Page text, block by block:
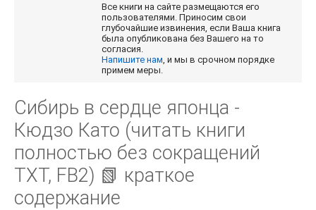
Все книги на сайте размещаются его
пользователями. Приносим свои
глубочайшие извинения, если Ваша книга
была опубликована без Вашего на то
согласия.
Напишите нам , и мы в срочном порядке
примем меры.
Сибирь в сердце японца -
Кюдзо Като (читать книги
полностью без сокращений
TXT, FB2) 📗 краткое
содержание